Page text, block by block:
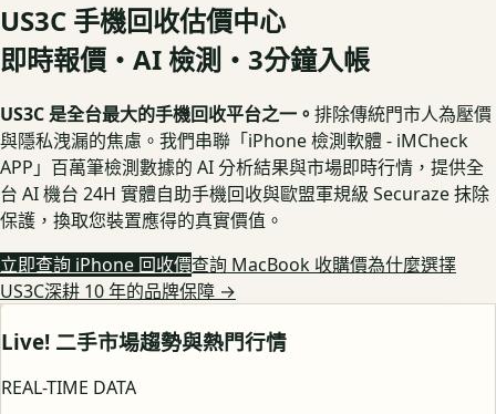
US3C 手機回收估價中心
即時報價・AI 檢測・3分鐘入帳
US3C 是全台最大的手機回收平台之一。 排除傳統門市人為壓價
與隱私洩漏的焦慮。我們串聯「iPhone 檢測軟體 - iMCheck
APP」百萬筆檢測數據的 AI 分析結果與市場即時行情，提供全
台 AI 機台 24H 實體自助手機回收與歐盟軍規級 Securaze 抹除
保護，換取您裝置應得的真實價值。
立即查詢 iPhone 回收價查詢 MacBook 收購價為什麼選擇
US3C深耕 10 年的品牌保障 →
Live! 二手市場趨勢與熱門行情
REAL-TIME DATA